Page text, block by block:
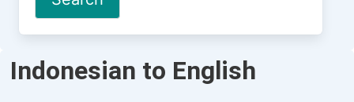
Indonesian to English